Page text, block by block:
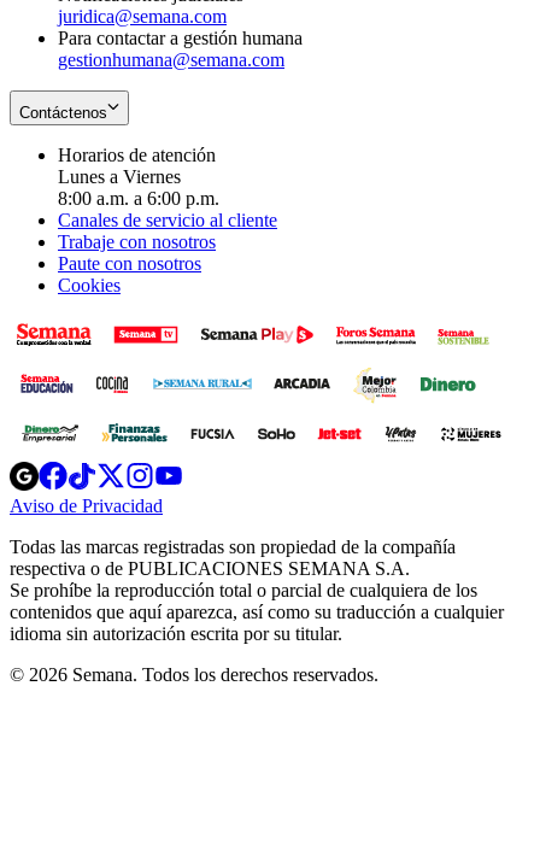
juridica@semana.com
Para contactar a gestión humana
gestionhumana@semana.com
Contáctenos
Horarios de atención
Lunes a Viernes
8:00 a.m. a 6:00 p.m.
Canales de servicio al cliente
Trabaje con nosotros
Paute con nosotros
Cookies
Opens
in
new
Opens
in
new
Opens
in
new
window
Opens
new
windowwindow
Aviso de Privacidad
new
window
Todas las marcas registradas son propiedad de la compañía
respectiva o de PUBLICACIONES SEMANA S.A.
Se prohíbe la reproducción total o parcial de cualquiera de los
contenidos que aquí aparezca, así como su traducción a cualquier
idioma sin autorización escrita por su titular.
© 2026 Semana. Todos los derechos reservados.